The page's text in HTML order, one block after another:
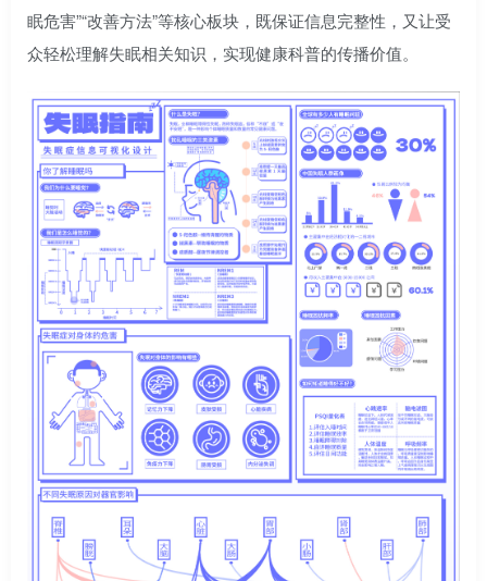
眠危害”“改善方法”等核心板块，既保证信息完整性，又让受
众轻松理解失眠相关知识，实现健康科普的传播价值。